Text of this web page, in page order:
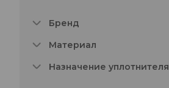
Бренд
Материал
Назначение уплотнителя